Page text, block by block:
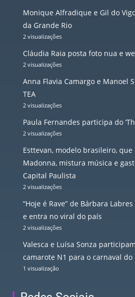
Monique Alfradique e Gil do
da Grande Rio
2 visualizações
Cláudia Raia posta foto nua e
2 visualizações
Anna Flavia Camargo e Manoel
TEA
2 visualizações
Paula Fernandes participa do
2 visualizações
Esttevan, modelo brasileiro,
Madonna, mistura música e
Capital Paulista
2 visualizações
“Hoje é Rave” de Bárbara
e entra no viral do país
2 visualizações
Valesca e Luísa Sonza
camarote N1 para o carnaval do
1 visualização